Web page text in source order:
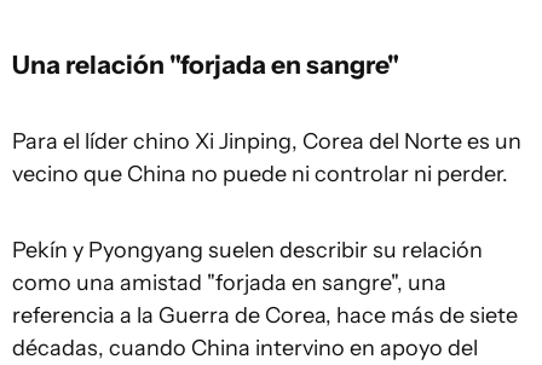
Una relación "forjada en sangre"
Para el líder chino Xi Jinping, Corea del Norte es un
vecino que China no puede ni controlar ni perder.
Pekín y Pyongyang suelen describir su relación
como una amistad "forjada en sangre", una
referencia a la Guerra de Corea, hace más de siete
décadas, cuando China intervino en apoyo del